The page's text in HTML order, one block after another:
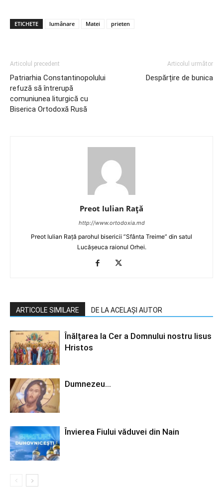
ETICHETE lumânare Matei prieten
Articolul precedent
Patriarhia Constantinopolului
refuză să întrerupă
comuniunea liturgică cu
Biserica Ortodoxă Rusă
Articolul următor
Despărțire de bunica
Preot Iulian Raţă
http://www.ortodoxia.md
Preot Iulian Rață parohul bisericii ”Sfânta Treime” din satul
Lucășeuca raionul Orhei.
ARTICOLE SIMILARE DE LA ACELAȘI AUTOR
Înălțarea la Cer a Domnului nostru Iisus
Hristos
Dumnezeu…
Învierea Fiului văduvei din Nain